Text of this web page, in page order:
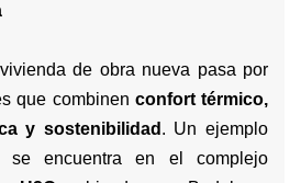
de obra nueva pasa por
que combinen confort térmico,
y sostenibilidad . Un ejemplo
se encuentra en el complejo